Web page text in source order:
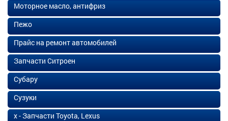
Моторное масло, антифриз
Пежо
Прайс на ремонт автомобилей
Запчасти Ситроен
Субару
Сузуки
х - Запчасти Toyota, Lexus